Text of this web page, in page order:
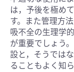
は，予後を極め
す。また管理方
吸不全の生理学
が重要でしょう
設と，そうでは
ることもよく知ら